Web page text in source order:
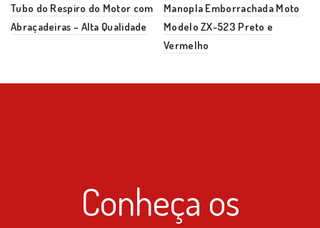
Tubo do Respiro do Motor com
Abraçadeiras – Alta Qualidade
Manopla Emborrachada Moto
Modelo ZX-523 Preto e
Vermelho
Conheça os